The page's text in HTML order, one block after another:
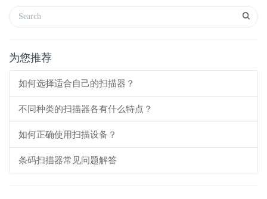
为您推荐
如何选择适合自己的扫描器？
不同种类的扫描器各有什么特点？
如何正确使用扫描设备？
条码扫描器常见问题解答